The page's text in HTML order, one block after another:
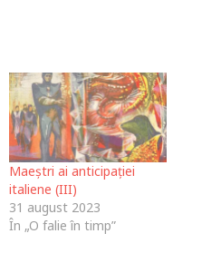
Maeștri ai anticipației
italiene (III)
31 august 2023
În „O falie în timp”